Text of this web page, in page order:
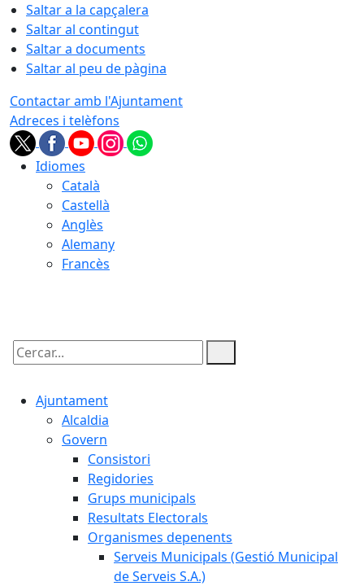
Saltar a la capçalera
Saltar al contingut
Saltar a documents
Saltar al peu de pàgina
Contactar amb l'Ajuntament
Adreces i telèfons
Idiomes
Català
Castellà
Anglès
Alemany
Francès
Cercar:
Ajuntament
Alcaldia
Govern
Consistori
Regidories
Grups municipals
Resultats Electorals
Organismes depenents
Serveis Municipals (Gestió Municipal
de Serveis S.A.)